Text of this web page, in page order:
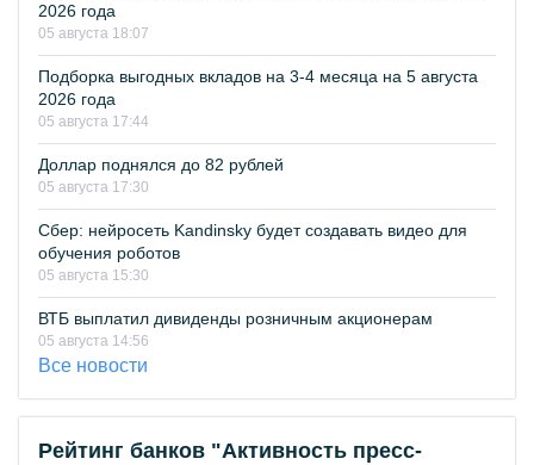
2026 года
05 августа 18:07
Подборка выгодных вкладов на 3-4 месяца на 5 августа
2026 года
05 августа 17:44
Доллар поднялся до 82 рублей
05 августа 17:30
Сбер: нейросеть Kandinsky будет создавать видео для
обучения роботов
05 августа 15:30
ВТБ выплатил дивиденды розничным акционерам
05 августа 14:56
Все новости
Рейтинг банков "Активность пресс-